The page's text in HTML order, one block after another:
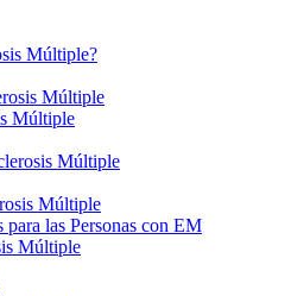
Múltiple?
Múltiple
Múltiple
Múltiple
Múltiple
para las Personas con EM
Múltiple